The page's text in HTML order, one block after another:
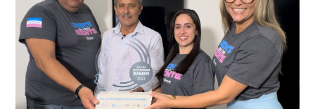
Kennedy, o sistema é integrado com outros municípios
do país, sendo possível a identificação de veículos por
meio do cruzamento de informações, nesse caso
específico, com dados de uma cidade do Estado do Rio
de Janeiro.
“Mais de 100 câmeras foram instaladas na sede e no
interior de Presidente Kennedy, garantindo mais
segurança à população, seja nas ruas, no comércio, os
produtores agropecuários. Estamos no rumo certo,
parabéns a todos os servidores que contribuem para a
segurança da nossa cidade”, destaca o prefeito Dorlei